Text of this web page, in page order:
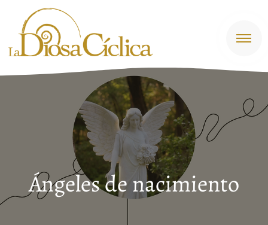
contenido
Ángeles de nacimiento